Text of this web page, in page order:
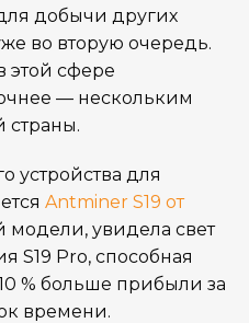
добычи других
во вторую очередь.
этой сфере
— нескольким
страны.
устройства для
Antminer S19 от
модели, увидела свет
S19 Pro, способная
% больше прибыли за
времени.